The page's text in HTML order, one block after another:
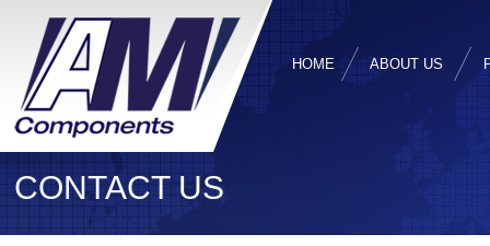
HOME ABOUT US
CONTACT US